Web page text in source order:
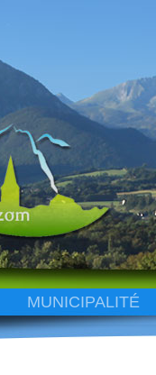
MUNICIPALITÉ